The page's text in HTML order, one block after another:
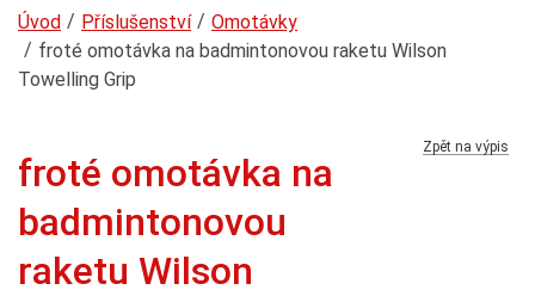
Úvod Příslušenství
Omotávky
froté omotávka na badmintonovou raketu Wilson
Towelling Grip
Zpět na výpis
froté omotávka na
badmintonovou
raketu Wilson